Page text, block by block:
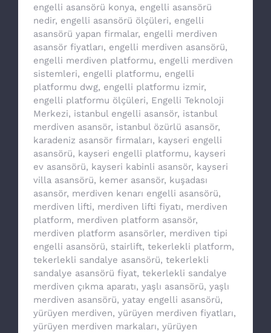
engelli asansörü konya, engelli asansörü
nedir, engelli asansörü ölçüleri, engelli
asansörü yapan firmalar, engelli merdiven
asansör fiyatları, engelli merdiven asansörü,
engelli merdiven platformu, engelli merdiven
sistemleri, engelli platformu, engelli
platformu dwg, engelli platformu izmir,
engelli platformu ölçüleri, Engelli Teknoloji
Merkezi, istanbul engelli asansör, istanbul
merdiven asansör, istanbul özürlü asansör,
karadeniz asansör firmaları, kayseri engelli
asansörü, kayseri engelli platformu, kayseri
ev asansörü, kayseri kabinli asansör, kayseri
villa asansörü, kemer asansör, kuşadası
asansör, merdiven kenarı engelli asansörü,
merdiven lifti, merdiven lifti fiyatı, merdiven
platform, merdiven platform asansör,
merdiven platform asansörler, merdiven tipi
engelli asansörü, stairlift, tekerlekli platform,
tekerlekli sandalye asansörü, tekerlekli
sandalye asansörü fiyat, tekerlekli sandalye
merdiven çıkma aparatı, yaşlı asansörü, yaşlı
merdiven asansörü, yatay engelli asansörü,
yürüyen merdiven, yürüyen merdiven fiyatları,
yürüyen merdiven markaları, yürüyen